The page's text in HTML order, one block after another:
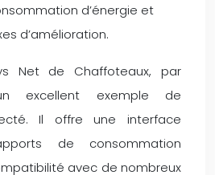
d’énergie et
d’amélioration.
Net de Chaffoteaux, par
excellent exemple de
Il offre une interface
de consommation
avec de nombreux